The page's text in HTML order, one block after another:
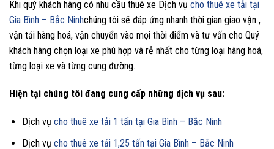
Khi quý khách hàng có nhu cầu thuê xe Dịch vụ cho thuê xe tải tại
Gia Bình – Bắc Ninhchúng tôi sẽ đáp ứng nhanh thời gian giao vận ,
vận tải hàng hoá, vận chuyển vào mọi thời điểm và tư vấn cho Quý
khách hàng chọn loại xe phù hợp và rẻ nhất cho từng loại hàng hoá,
từng loại xe và từng cung đường.
Hiện tại chúng tôi đang cung cấp những dịch vụ sau:
Dịch vụ cho thuê xe tải 1 tấn tại Gia Bình – Bắc Ninh
Dịch vụ cho thuê xe tải 1,25 tấn tại Gia Bình – Bắc Ninh